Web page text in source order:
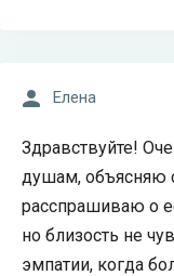
Елена
Здравствуйте!
душам, объясняю
расспрашиваю о
но близость не
эмпатии, когда